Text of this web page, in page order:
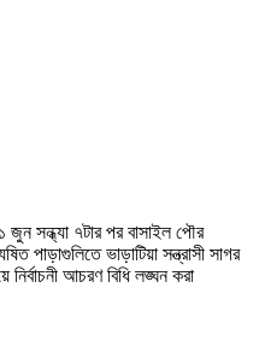
সন্ধ্যা ৭টার পর বাসাইল পৌর
পাড়াগুলিতে ভাড়াটিয়া সন্ত্রাসী সাগর
নির্বাচনী আচরণ বিধি লঙ্ঘন করা